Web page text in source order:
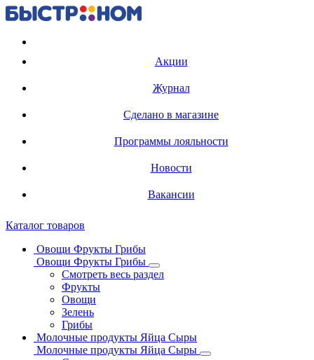
Акции
Журнал
Сделано в магазине
Программы лояльности
Новости
Вакансии
Каталог товаров
Овощи Фрукты Грибы
Овощи Фрукты Грибы
Смотреть весь раздел
Фрукты
Овощи
Зелень
Грибы
Молочные продукты Яйца Сыры
Молочные продукты Яйца Сыры